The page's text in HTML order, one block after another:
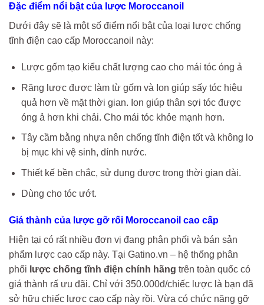
Đặc điểm nổi bật của lược Moroccanoil
Dưới đây sẽ là một số điểm nổi bật của loại lược chống
tĩnh điện cao cấp Moroccanoil này:
Lược gốm tạo kiểu chất lượng cao cho mái tóc óng ả
Răng lược được làm từ gốm và Ion giúp sấy tóc hiệu
quả hơn về mặt thời gian. Ion giúp thân sợi tóc được
óng ả hơn khi chải. Cho mái tóc khỏe mạnh hơn.
Tây cầm bằng nhựa nên chống tĩnh điện tốt và không lo
bị mục khi vệ sinh, dính nước.
Thiết kế bền chắc, sử dụng được trong thời gian dài.
Dùng cho tóc ướt.
Giá thành của lược gỡ rối Moroccanoil cao cấp
Hiện tại có rất nhiều đơn vị đang phân phối và bán sản
phẩm lược cao cấp này. Tại Gatino.vn – hệ thống phân
phối lược chống tĩnh điện chính hãng trên toàn quốc có
giá thành rấ ưu đãi. Chỉ với 350.000đ/chiếc lược là bạn đã
sở hữu chiếc lược cao cấp này rồi. Vừa có chức năng gỡ